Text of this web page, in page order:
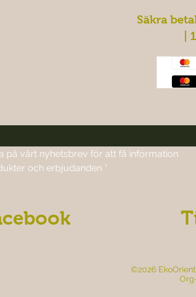
Säkra
|
på vårt nyhetsbrev för att få information
och erbjudanden *
©2026